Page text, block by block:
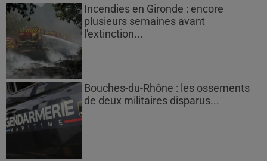
Incendies en Gironde : encore
plusieurs semaines avant
l'extinction...
Bouches-du-Rhône : les ossements
de deux militaires disparus...